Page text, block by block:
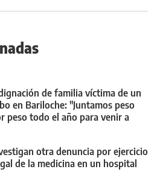
de familia víctima de un
en Bariloche: "Juntamos peso
peso todo el año para venir a
otra denuncia por ejercicio
de la medicina en un hospital